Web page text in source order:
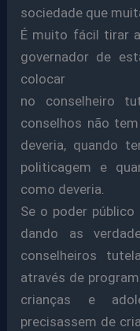
sociedade que
É muito fácil tirar
governador de
colocar
no conselheiro
conselhos não
deveria, quando
politicagem e
como deveria.
Se o poder
dando as
conselheiros
através de
crianças e
precisassem de